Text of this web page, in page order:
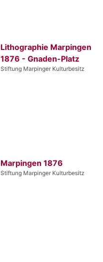
Lithographie Marpingen
1876 - Gnaden-Platz
Stiftung Marpinger Kulturbesitz
Marpingen 1876
Stiftung Marpinger Kulturbesitz